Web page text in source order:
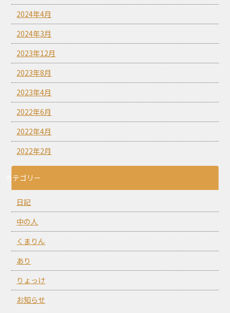
2024年4月
2024年3月
2023年12月
2023年8月
2023年4月
2022年6月
2022年4月
2022年2月
カテゴリー
日記
中の人
くまりん
あり
りょっけ
お知らせ